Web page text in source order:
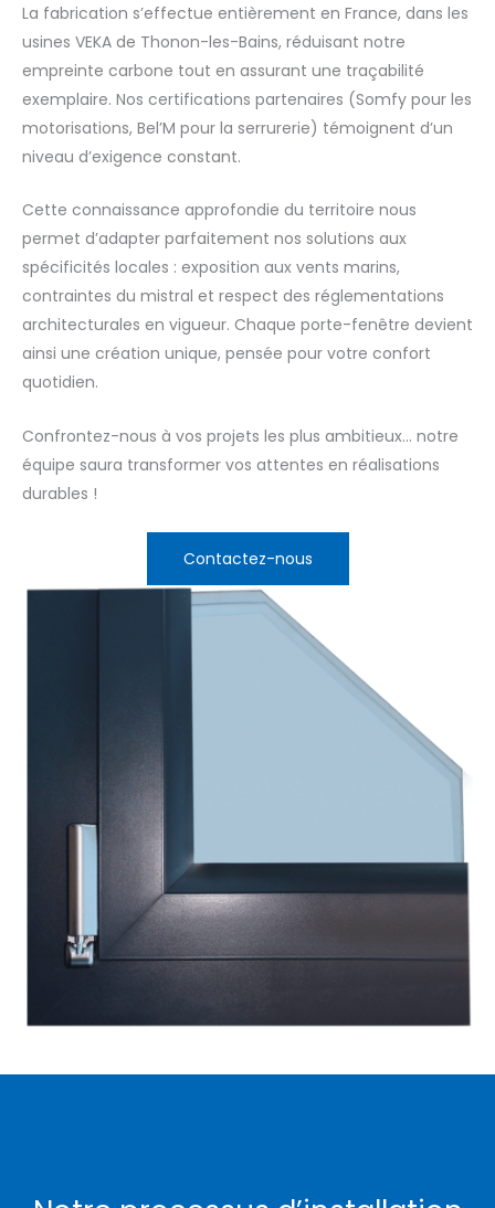
La fabrication s’effectue entièrement en France, dans les
usines VEKA de Thonon-les-Bains, réduisant notre
empreinte carbone tout en assurant une traçabilité
exemplaire. Nos certifications partenaires (Somfy pour les
motorisations, Bel’M pour la serrurerie) témoignent d’un
niveau d’exigence constant.
Cette connaissance approfondie du territoire nous
permet d’adapter parfaitement nos solutions aux
spécificités locales : exposition aux vents marins,
contraintes du mistral et respect des réglementations
architecturales en vigueur. Chaque porte-fenêtre devient
ainsi une création unique, pensée pour votre confort
quotidien.
Confrontez-nous à vos projets les plus ambitieux… notre
équipe saura transformer vos attentes en réalisations
durables !
Contactez-nous